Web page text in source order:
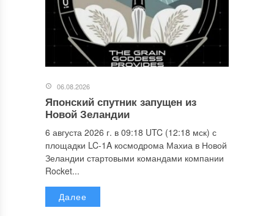
06.08.2026
Японский спутник запущен из
Новой Зеландии
6 августа 2026 г. в 09:18 UTC (12:18 мск) с
площадки LC-1A космодрома Махиа в Новой
Зеландии стартовыми командами компании
Rocket...
Далее